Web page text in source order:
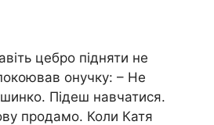
цебро підняти не
онучку: – Не
Підеш навчатися.
продамо. Коли Катя